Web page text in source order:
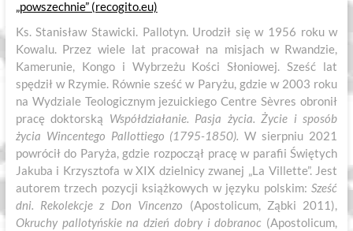
„powszechnie” (recogito.eu)
Ks. Stanisław Stawicki. Pallotyn. Urodził się w 1956 roku w
Kowalu. Przez wiele lat pracował na misjach w Rwandzie,
Kamerunie, Kongo i Wybrzeżu Kości Słoniowej. Sześć lat
spędził w Rzymie. Równie sześć w Paryżu, gdzie w 2003 roku
na Wydziale Teologicznym jezuickiego Centre Sèvres obronił
pracę doktorską Współdziałanie. Pasja życia. Życie i sposób
życia Wincentego Pallottiego (1795-1850).W sierpniu 2021
powrócił do Paryża, gdzie rozpoczął pracę w parafii Świętych
Jakuba i Krzysztofa w XIX dzielnicy zwanej „La Villette”. Jest
autorem trzech pozycji książkowych w języku polskim: Sześć
dni. Rekolekcje z Don Vincenzo (Apostolicum, Ząbki 2011),
Okruchy pallotyńskie na dzień dobry i dobranoc (Apostolicum,